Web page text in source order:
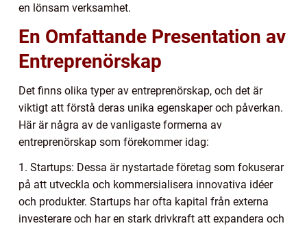
en lönsam verksamhet.
En Omfattande Presentation av
Entreprenörskap
Det finns olika typer av entreprenörskap, och det är
viktigt att förstå deras unika egenskaper och påverkan.
Här är några av de vanligaste formerna av
entreprenörskap som förekommer idag:
1. Startups: Dessa är nystartade företag som fokuserar
på att utveckla och kommersialisera innovativa idéer
och produkter. Startups har ofta kapital från externa
investerare och har en stark drivkraft att expandera och